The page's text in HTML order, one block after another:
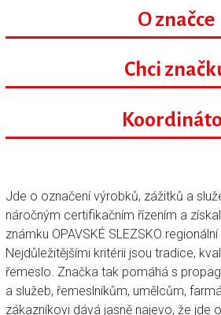
O značce
Chci
Jde o označení výrobků, zážitků a
náročným certifikačním řízením a
známku OPAVSKÉ SLEZSKO
Nejdůležitějšími kritérii jsou tradice,
řemeslo. Značka tak pomáhá s
a služeb, řemeslníkům, umělcům,
zákazníkovi dává jasně najevo, že jde